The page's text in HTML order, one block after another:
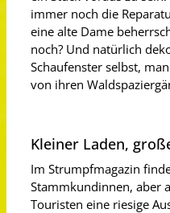
immer noch die
eine alte Dame
noch? Und natürlich
Schaufenster selbst,
von ihren
Kleiner Laden,
Im Strumpfmagazin
Stammkundinnen, aber
Touristen eine riesige